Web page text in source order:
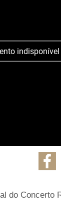
indisponível
do Concerto